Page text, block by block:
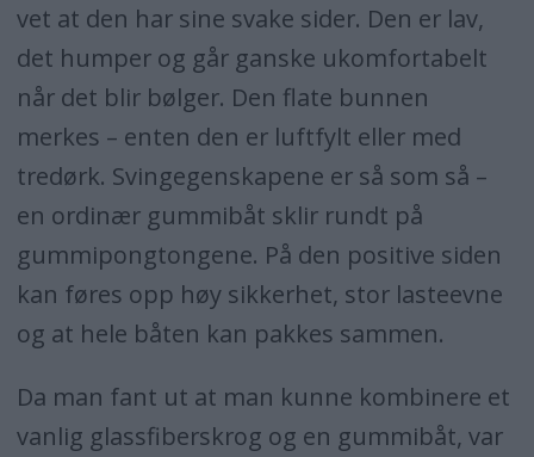
vet at den har sine svake sider. Den er lav,
det humper og går ganske ukomfortabelt
når det blir bølger. Den flate bunnen
merkes – enten den er luftfylt eller med
tredørk. Svingegenskapene er så som så –
en ordinær gummibåt sklir rundt på
gummipongtongene. På den positive siden
kan føres opp høy sikkerhet, stor lasteevne
og at hele båten kan pakkes sammen.
Da man fant ut at man kunne kombinere et
vanlig glassfiberskrog og en gummibåt, var